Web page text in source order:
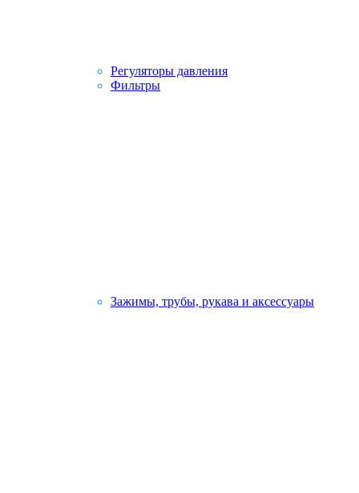
Регуляторы давления
Фильтры
Зажимы, трубы, рукава и аксессуары